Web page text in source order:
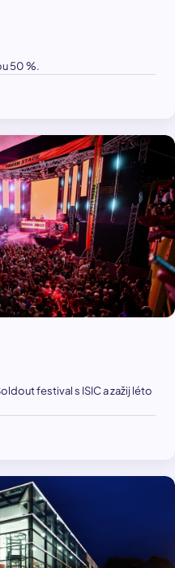
50 %.
festival s ISIC a zažij léto